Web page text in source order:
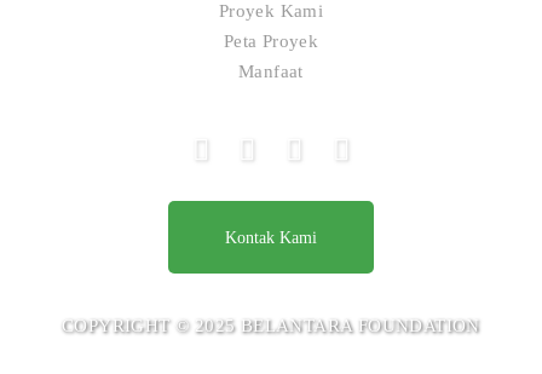
Proyek Kami
Peta Proyek
Manfaat
Kontak Kami
COPYRIGHT © 2025 BELANTARA FOUNDATION